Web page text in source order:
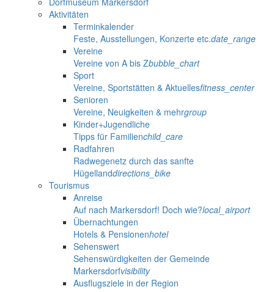
Aktivitäten
Terminkalender
Feste, Ausstellungen, Konzerte etc.date_range
Vereine
Vereine von A bis Zbubble_chart
Sport
Vereine, Sportstätten & Aktuellesfitness_center
Senioren
Vereine, Neuigkeiten & mehrgroup
Kinder+Jugendliche
Tipps für Familienchild_care
Radfahren
Radwegenetz durch das sanfte
Hügellanddirections_bike
Tourismus
Anreise
Auf nach Markersdorf! Doch wie?local_airport
Übernachtungen
Hotels & Pensionenhotel
Sehenswert
Sehenswürdigkeiten der Gemeinde
Markersdorfvisibility
Ausflugsziele in der Region